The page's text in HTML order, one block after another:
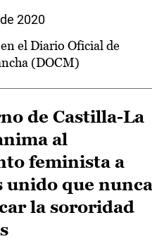
2020
el Diario Oficial de
(DOCM)
de Castilla-La
al
feminista a
unido que nunca
la sororidad